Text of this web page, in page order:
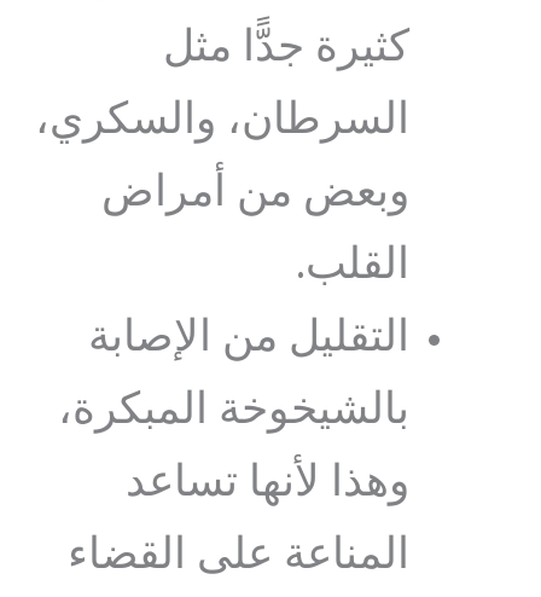
كثيرة جدًّا مثل
السرطان، والسكري،
وبعض من أمراض
القلب.
التقليل من الإصابة
بالشيخوخة المبكرة،
وهذا لأنها تساعد
المناعة على القضاء